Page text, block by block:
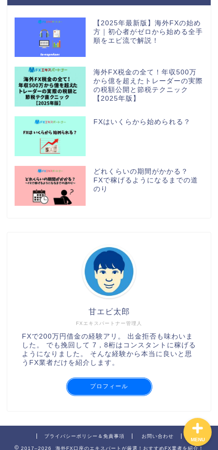
【2025年最新版】海外FXの始め
方｜初心者がゼロから始める全手
順をエビ流で解説！
海外FX税金の全て！年収500万
から億を超えたトレーダーの実際
の税額公開と節税テクニック
【2025年版】
FXはいくらから始められる？
どれくらいの期間がかかる？
FXで稼げるようになるまでの道
のり
FXエキスパートナー管理人
甘エビ太郎
FXで200万円借金の経験アリ。 出金拒否も味わいま
した。 でも挽回して 7，8桁はコンスタントに稼げる
ようになりました。 そんな経験から本当に良いと思
うFX業者だけを紹介します。
プロフィール
プライバシーポリシー＆免責事項 お問い合わせ
2017–2026 海外FX口座のエキスパートが厳選！おすすめFX業者を紹介！
MENU
AXIORYの口座開設の手順
TitanFXの口座開設の手順